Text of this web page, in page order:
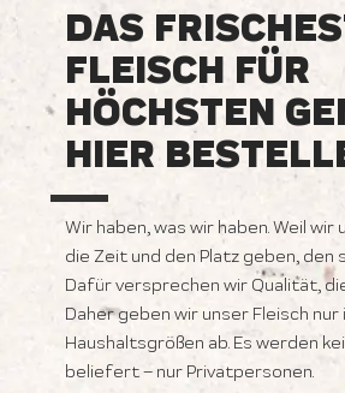
DAS
FLEISCH FÜR
HÖCHSTEN
HIER
Wir haben, was wir haben. Weil wir
die Zeit und den Platz geben, den
Dafür versprechen wir Qualität,
Daher geben wir unser Fleisch nur
Haushaltsgrößen ab. Es werden
beliefert – nur Privatpersonen.